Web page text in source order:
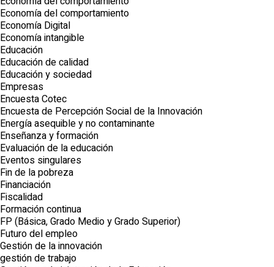
Economía del comportamiento
Economía Digital
Economía intangible
Educación
Educación de calidad
Educación y sociedad
Empresas
Encuesta Cotec
Encuesta de Percepción Social de la Innovación
Energía asequible y no contaminante
Enseñanza y formación
Evaluación de la educación
Eventos singulares
Fin de la pobreza
Financiación
Fiscalidad
Formación continua
FP (Básica, Grado Medio y Grado Superior)
Futuro del empleo
Gestión de la innovación
gestión de trabajo